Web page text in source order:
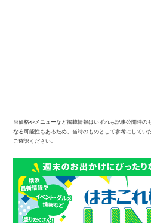
※価格やメニューなど掲載情報はいずれも記事公開時の
なる可能性もあるため、当時のものとして参考にしてい
ご確認ください。